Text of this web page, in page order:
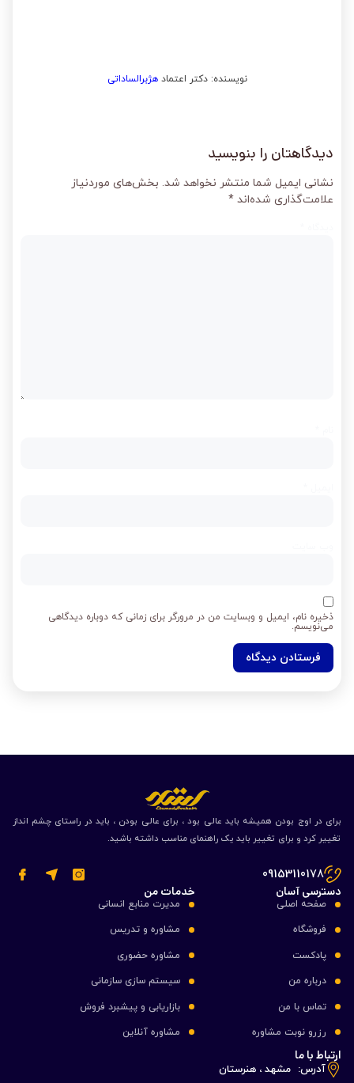
نویسنده: دکتر اعتمادهژبرالساداتی
دیدگاهتان را بنویسید
نشانی ایمیل شما منتشر نخواهد شد. بخش‌های موردنیاز
علامت‌گذاری شده‌اند *
ذخیره نام، ایمیل و وبسایت من در مرورگر برای زمانی که دوباره دیدگاهی
می‌نویسم.
برای در اوج بودن همیشه باید عالی بود ، برای عالی بودن ، باید در راستای چشم انداز
تغییر کرد و برای تغییر باید یک راهنمای مناسب داشته باشید.
09153110178
دسترسی آسان
صفحه اصلی
فروشگاه
پادکست
درباره من
تماس با من
رزرو نوبت مشاوره
خدمات من
مدیرت منابع انسانی
مشاوره و تدریس
مشاوره حضوری
سیستم سازی سازمانی
بازاریابی و پیشبرد فروش
مشاوره آنلاین
ارتباط با ما
آدرس: مشهد ، هنرستان